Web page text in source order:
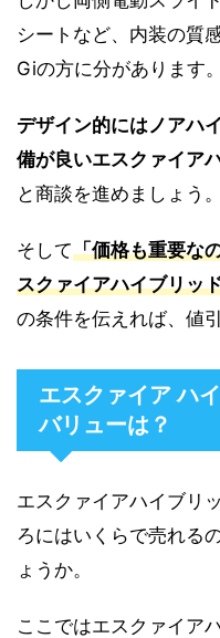
シートなど、内装の質
Giの方に分があります。
デザイン的にはノアハ
備が良いエスクァイア
と商談を進めましょう。
そして「価格も重要な
スクァイアハイブリッ
の条件を伝えれば、値
エスクァイア ハ
バリューは？
エスクァイアハイブリ
ろにはいくらで売れる
ょうか。
ここではエスクァイア